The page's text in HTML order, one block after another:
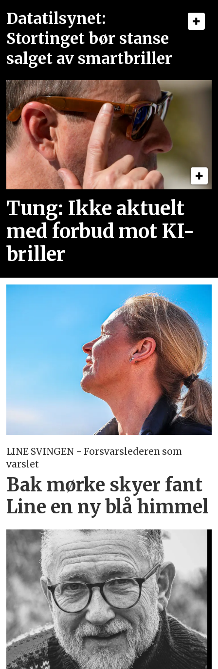
Datatilsynet:
Stortinget bør stanse
salget av smartbriller
Tung: Ikke aktuelt
med forbud mot KI-
briller
LINE SVINGEN - Forsvarslederen som
varslet
Bak mørke skyer fant
Line en ny blå himmel